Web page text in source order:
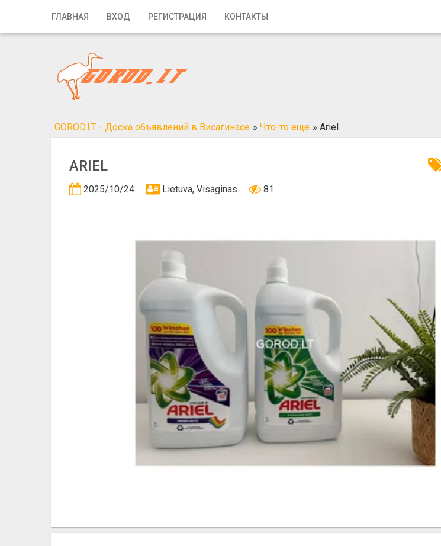
ГЛАВНАЯ ВХОД РЕГИСТРАЦИЯ КОНТАКТЫ
Главная
Регистрация
Добавить объявление
GOROD.LT - Доска объявлений в Висагинасе » Что-то еще » Ariel
ARIEL
2025/10/24 Lietuva, Visaginas 81